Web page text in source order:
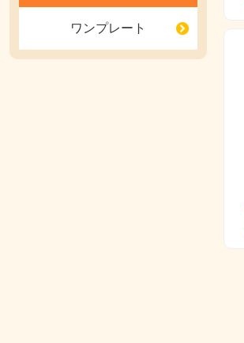
ワンプレート